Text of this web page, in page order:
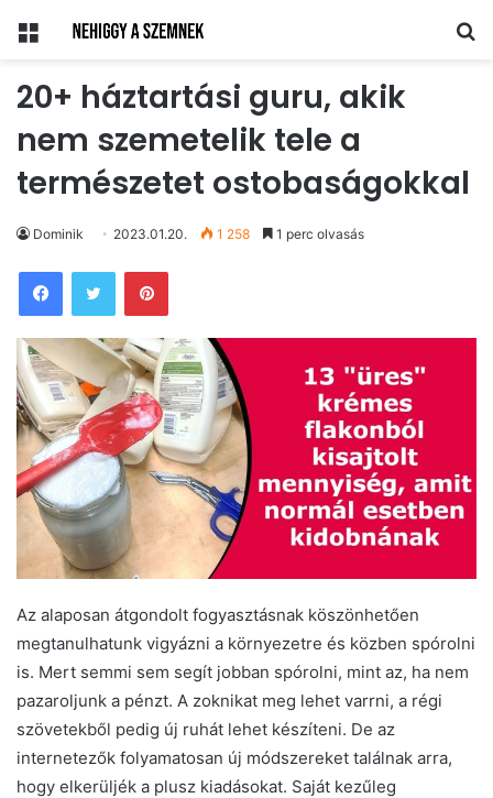
Menü
20+ háztartási guru, akik
nem szemetelik tele a
természetet ostobaságokkal
Dominik 2023.01.20. 1 258 1 perc olvasás
Pinterest
Az alaposan átgondolt fogyasztásnak köszönhetően
megtanulhatunk vigyázni a környezetre és közben spórolni
is. Mert semmi sem segít jobban spórolni, mint az, ha nem
pazaroljunk a pénzt. A zoknikat meg lehet varrni, a régi
szövetekből pedig új ruhát lehet készíteni. De az
internetezők folyamatosan új módszereket találnak arra,
hogy elkerüljék a plusz kiadásokat. Saját kezűleg